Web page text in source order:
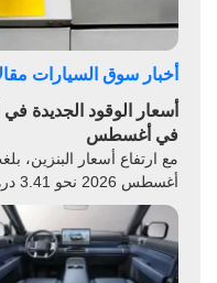
أخبار سوق السيارات
أسعار الوقود الجديدة في
في أغسطس
مع ارتفاع أسعار البنزين،
أغسطس 2026 نحو 3.41 درهم للتر لبنزين إي بلس 91، و3.49...